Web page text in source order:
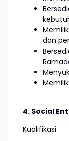
dan
4. Social
Kualifikasi